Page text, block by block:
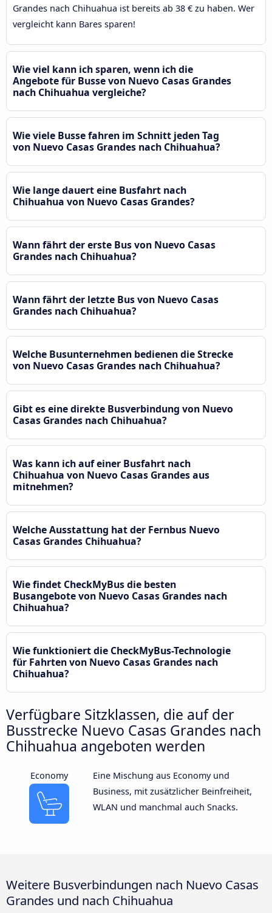
Grandes nach Chihuahua ist bereits ab 38 € zu haben. Wer
vergleicht kann Bares sparen!
Wie viel kann ich sparen, wenn ich die
Angebote für Busse von Nuevo Casas Grandes
nach Chihuahua vergleiche?
Wie viele Busse fahren im Schnitt jeden Tag
von Nuevo Casas Grandes nach Chihuahua?
Wie lange dauert eine Busfahrt nach
Chihuahua von Nuevo Casas Grandes?
Wann fährt der erste Bus von Nuevo Casas
Grandes nach Chihuahua?
Wann fährt der letzte Bus von Nuevo Casas
Grandes nach Chihuahua?
Welche Busunternehmen bedienen die Strecke
von Nuevo Casas Grandes nach Chihuahua?
Gibt es eine direkte Busverbindung von Nuevo
Casas Grandes nach Chihuahua?
Was kann ich auf einer Busfahrt nach
Chihuahua von Nuevo Casas Grandes aus
mitnehmen?
Welche Ausstattung hat der Fernbus Nuevo
Casas Grandes Chihuahua?
Wie findet CheckMyBus die besten
Busangebote von Nuevo Casas Grandes nach
Chihuahua?
Wie funktioniert die CheckMyBus-Technologie
für Fahrten von Nuevo Casas Grandes nach
Chihuahua?
Verfügbare Sitzklassen, die auf der
Busstrecke Nuevo Casas Grandes nach
Chihuahua angeboten werden
Economy
Eine Mischung aus Economy und
Business, mit zusätzlicher Beinfreiheit,
WLAN und manchmal auch Snacks.
Weitere Busverbindungen nach Nuevo Casas
Grandes und nach Chihuahua